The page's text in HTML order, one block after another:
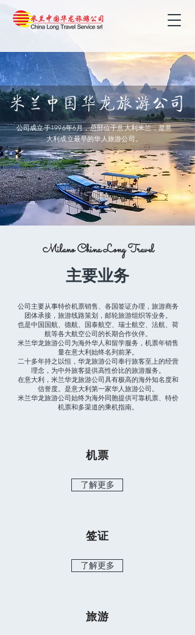
米兰中国华龙旅游公司
公司成立于1996年6月，总部位于意大利米兰，是意
大利成立最早的华人旅游公司。
Milano China Long Travel
公司主要从事特价机票销售、各国签证办理，旅游商务
团体承接，旅游线路策划，邮轮旅游组织等业务。
也是中国国航、德航、国泰航空、瑞士航空、法航、荷
航等各大航空公司的长期合作伙伴。
米兰华龙旅游公司为海外华人和留学服务，机票年销售
量在意大利始终名列前茅。
二十多年持之以恒，华龙旅游公司奉行旅客至上的经营
理念，为中外旅客提供高性价比的旅游服务。
在意大利，米兰华龙旅游公司具有极高的海外知名度和
信誉度。是意大利第一家华人旅游公司。
米兰华龙旅游公司始终为海外同胞提供可靠机票、特价
机票和多渠道的乘机指南。
机票
了解更多
签证
了解更多
旅游
​主要业务